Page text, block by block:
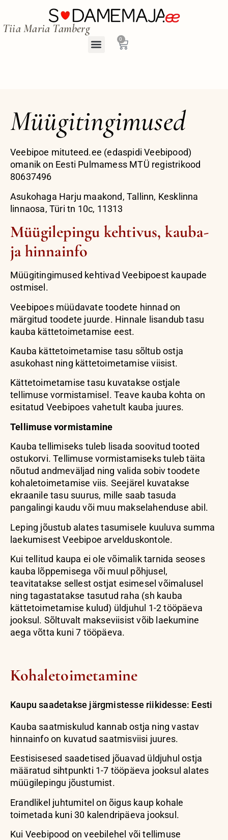
Tiia Maria Tamberg
0
Müügitingimused
Veebipoe mituteed.ee (edaspidi Veebipood)
omanik on Eesti Pulmamess MTÜ registrikood
80637496
Asukohaga Harju maakond, Tallinn, Kesklinna
linnaosa, Türi tn 10c, 11313
Müügilepingu kehtivus, kauba-
ja hinnainfo
Müügitingimused kehtivad Veebipoest kaupade
ostmisel.
Veebipoes müüdavate toodete hinnad on
märgitud toodete juurde. Hinnale lisandub tasu
kauba kättetoimetamise eest.
Kauba kättetoimetamise tasu sõltub ostja
asukohast ning kättetoimetamise viisist.
Kättetoimetamise tasu kuvatakse ostjale
tellimuse vormistamisel. Teave kauba kohta on
esitatud Veebipoes vahetult kauba juures.
Tellimuse vormistamine
Kauba tellimiseks tuleb lisada soovitud tooted
ostukorvi. Tellimuse vormistamiseks tuleb täita
nõutud andmeväljad ning valida sobiv toodete
kohaletoimetamise viis. Seejärel kuvatakse
ekraanile tasu suurus, mille saab tasuda
pangalingi kaudu või muu makselahenduse abil.
Leping jõustub alates tasumisele kuuluva summa
laekumisest Veebipoe arvelduskontole.
Kui tellitud kaupa ei ole võimalik tarnida seoses
kauba lõppemisega või muul põhjusel,
teavitatakse sellest ostjat esimesel võimalusel
ning tagastatakse tasutud raha (sh kauba
kättetoimetamise kulud) üldjuhul 1-2 tööpäeva
jooksul. Sõltuvalt makseviisist võib laekumine
aega võtta kuni 7 tööpäeva.
Kohaletoimetamine
Kaupu saadetakse järgmistesse riikidesse: Eesti
Kauba saatmiskulud kannab ostja ning vastav
hinnainfo on kuvatud saatmisviisi juures.
Eestisisesed saadetised jõuavad üldjuhul ostja
määratud sihtpunkti 1-7 tööpäeva jooksul alates
müügilepingu jõustumist.
Erandlikel juhtumitel on õigus kaup kohale
toimetada kuni 30 kalendripäeva jooksul.
Kui Veebipood on veebilehel või tellimuse